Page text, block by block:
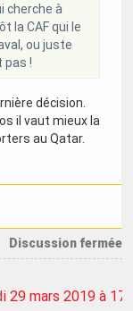
cherche à
la CAF qui le
ou juste
pas !
décision.
il vaut mieux la
au Qatar.
Discussion fermée
29 mars 2019 à